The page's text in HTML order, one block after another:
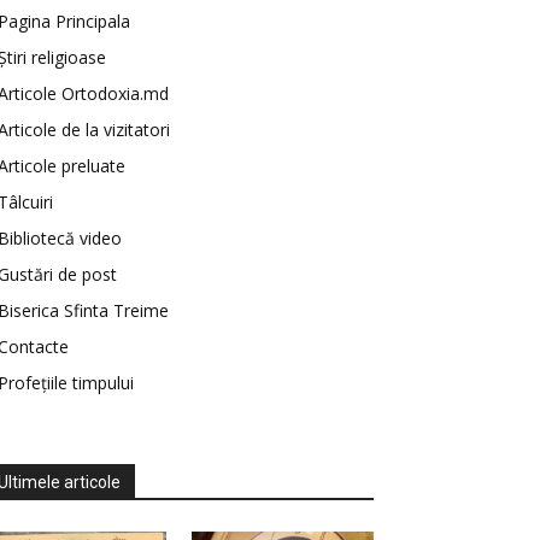
Pagina Principala
religioase
Ortodoxia.md
de la vizitatori
preluate
Tâlcuiri
Bibliotecă video
de post
Biserica Sfinta Treime
Profețiile timpului
articole